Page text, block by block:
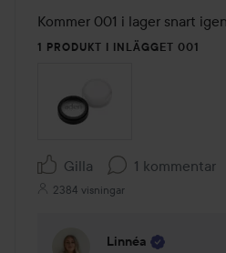
Kommer 001 i lager snart
1 PRODUKT I INLÄGGET 001
Gilla 1 kommentar
2384 visningar
Linnéa